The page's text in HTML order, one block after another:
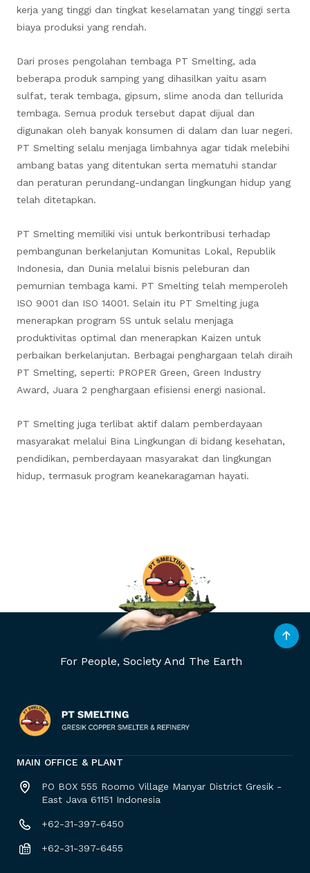
kerja yang tinggi dan tingkat keselamatan yang tinggi serta
biaya produksi yang rendah.
Dari proses pengolahan tembaga PT Smelting, ada
beberapa produk samping yang dihasilkan yaitu asam
sulfat, terak tembaga, gipsum, slime anoda dan tellurida
tembaga. Semua produk tersebut dapat dijual dan
digunakan oleh banyak konsumen di dalam dan luar negeri.
PT Smelting selalu menjaga limbahnya agar tidak melebihi
ambang batas yang ditentukan serta mematuhi standar
dan peraturan perundang-undangan lingkungan hidup yang
telah ditetapkan.
PT Smelting memiliki visi untuk berkontribusi terhadap
pembangunan berkelanjutan Komunitas Lokal, Republik
Indonesia, dan Dunia melalui bisnis peleburan dan
pemurnian tembaga kami. PT Smelting telah memperoleh
ISO 9001 dan ISO 14001. Selain itu PT Smelting juga
menerapkan program 5S untuk selalu menjaga
produktivitas optimal dan menerapkan Kaizen untuk
perbaikan berkelanjutan. Berbagai penghargaan telah diraih
PT Smelting, seperti: PROPER Green, Green Industry
Award, Juara 2 penghargaan efisiensi energi nasional.
PT Smelting juga terlibat aktif dalam pemberdayaan
masyarakat melalui Bina Lingkungan di bidang kesehatan,
pendidikan, pemberdayaan masyarakat dan lingkungan
hidup, termasuk program keanekaragaman hayati.
For People, Society And The Earth
MAIN OFFICE & PLANT
PO BOX 555 Roomo Village Manyar District Gresik -
East Java 61151 Indonesia
+62-31-397-6450
+62-31-397-6455